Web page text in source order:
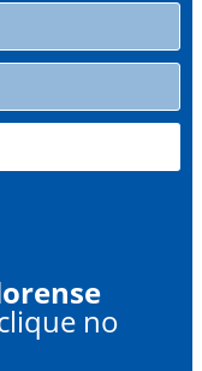
no